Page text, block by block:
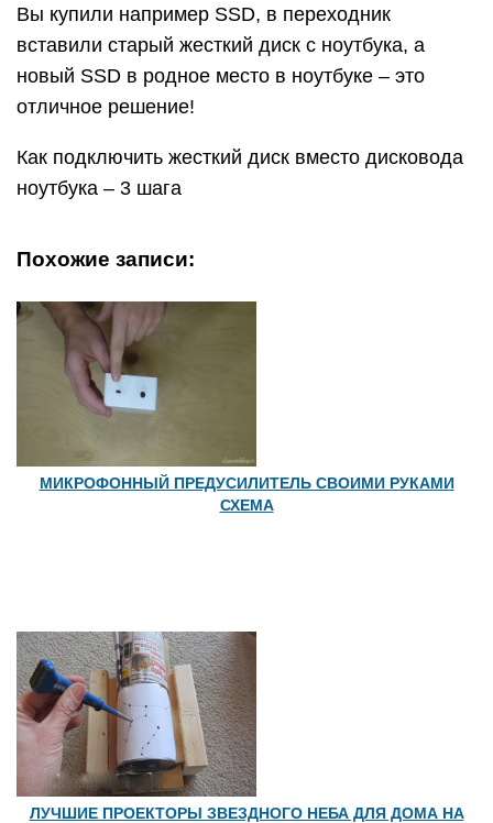
Вы купили например SSD, в переходник
вставили старый жесткий диск с ноутбука, а
новый SSD в родное место в ноутбуке – это
отличное решение!
Как подключить жесткий диск вместо дисковода
ноутбука – 3 шага
Похожие записи:
МИКРОФОННЫЙ ПРЕДУСИЛИТЕЛЬ СВОИМИ РУКАМИ
СХЕМА
ЛУЧШИЕ ПРОЕКТОРЫ ЗВЕЗДНОГО НЕБА ДЛЯ ДОМА НА